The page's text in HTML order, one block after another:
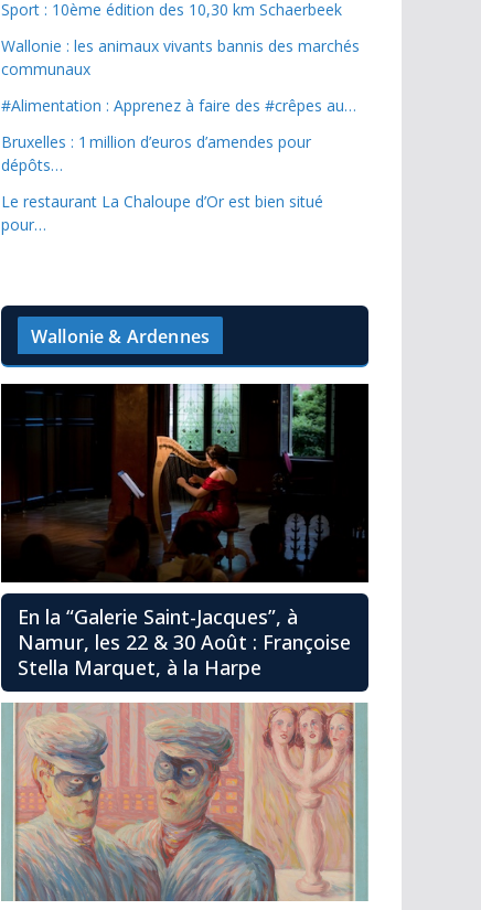
Sport : 10ème édition des 10,30 km Schaerbeek
Wallonie : les animaux vivants bannis des marchés
communaux
#Alimentation : Apprenez à faire des #crêpes au…
Bruxelles : 1 million d’euros d’amendes pour
dépôts…
Le restaurant La Chaloupe d’Or est bien situé
pour…
Wallonie & Ardennes
En la “Galerie Saint-Jacques”, à
Namur, les 22 & 30 Août : Françoise
Stella Marquet, à la Harpe